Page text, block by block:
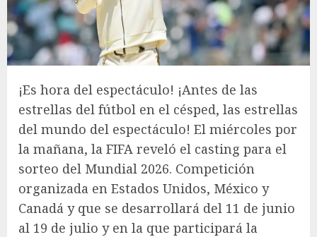
¡Es hora del espectáculo! ¡Antes de las
estrellas del fútbol en el césped, las estrellas
del mundo del espectáculo! El miércoles por
la mañana, la FIFA reveló el casting para el
sorteo del Mundial 2026. Competición
organizada en Estados Unidos, México y
Canadá y que se desarrollará del 11 de junio
al 19 de julio y en la que participará la